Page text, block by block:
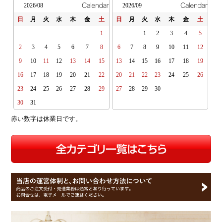
2026/08
日 月 火 水 木 金 土
1
2 3 4 5 6 7 8
9 10 11 12 13 14 15
16 17 18 19 20 21 22
23 24 25 26 27 28 29
30 31
2026/09
日 月 火 水 木 金 土
1 2 3 4 5
6 7 8 9 10 11 12
13 14 15 16 17 18 19
20 21 22 23 24 25 26
27 28 29 30
赤い数字は休業日です。